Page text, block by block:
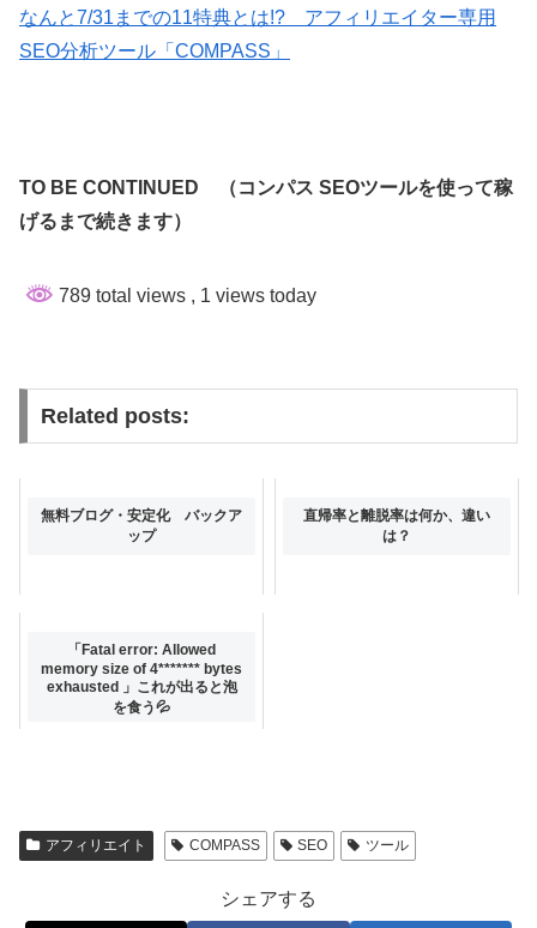
なんと7/31までの11特典とは!? アフィリエイター専用
SEO分析ツール「COMPASS」
TO BE CONTINUED （コンパス SEOツールを使って稼
げるまで続きます）
789 total views , 1 views today
Related posts:
無料ブログ・安定化 バックア
ップ
直帰率と離脱率は何か、違い
は？
「Fatal error: Allowed
memory size of 4******* bytes
exhausted 」これが出ると泡
を食う💦
アフィリエイト COMPASS SEO ツール
シェアする